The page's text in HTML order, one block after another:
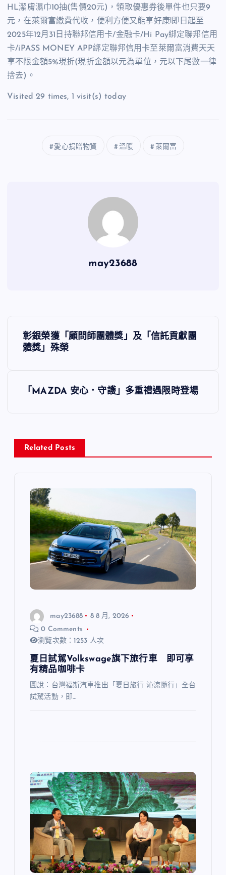
HL潔膚濕巾10抽(售價20元)，領取優惠券後單件也只要9
元，在萊爾富繳費代收，便利方便又能享好康!即日起至
2025年12月31日持聯邦信用卡/金融卡/Hi Pay綁定聯邦信用
卡/iPASS MONEY APP綁定聯邦信用卡至萊爾富消費天天
享不限金額5%現折(現折金額以元為單位，元以下尾數一律
捨去)。
Visited 29 times, 1 visit(s) today
愛心捐贈物資 溫暖 萊爾富
may23688
文
章
彰銀榮獲「顧問師團體獎」及「信託貢獻團
體獎」殊榮
「MAZDA 安心．守護」多重禮遇限時登場
Related Posts
may23688
8 8 月, 2026
0 Comments
瀏覽次數：1253 人次
夏日試駕Volkswage旗下旅行車 即可享
有精品咖啡卡
圖說：台灣福斯汽車推出「夏日旅行 沁涼隨行」全台
試駕活動，即…